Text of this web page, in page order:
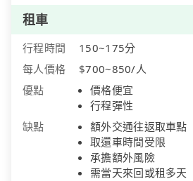
租車
行程時間
150~175分
每人價格
$700~850/人
優點
價格便宜
行程彈性
缺點
額外交通往返取車點
取還車時間受限
承擔額外風險
需當天來回或租多天